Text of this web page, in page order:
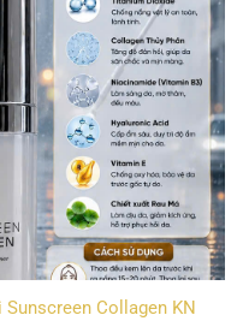
Collagen KN